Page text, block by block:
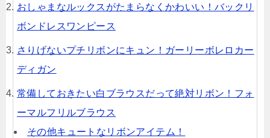
おしゃまなルックスがたまらなくかわいい！バックリ
ボンドレスワンピース
さりげないプチリボンにキュン！ガーリーボレロカー
ディガン
常備しておきたい白ブラウスだって絶対リボン！フォ
ーマルフリルブラウス
その他キュートなリボンアイテム！